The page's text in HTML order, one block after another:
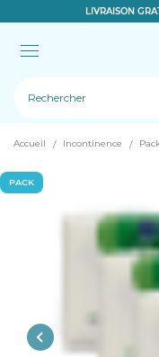
LIVRAISON
Le
Accueil Incontinence
PACK